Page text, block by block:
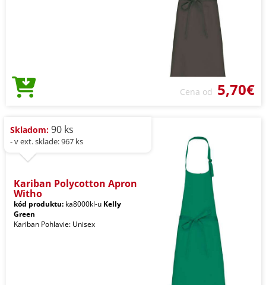
Cena od 5,70€
Skladom: 90 ks
- v ext. sklade: 967 ks
Kariban Polycotton Apron
Witho
kód produktu: ka8000kl-u Kelly
Green
Kariban Pohlavie: Unisex